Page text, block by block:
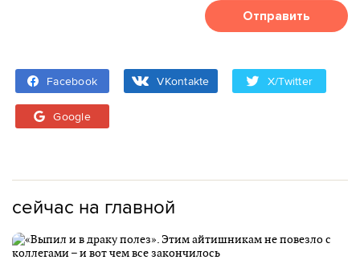
Отправить
Facebook VKontakte X/Twitter
Google
сейчас на главной